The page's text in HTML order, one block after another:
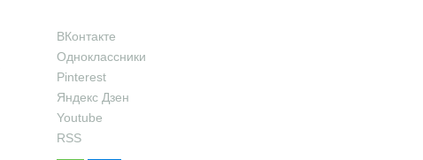
ВКонтакте
Одноклассники
Pinterest
Яндекс Дзен
Youtube
RSS